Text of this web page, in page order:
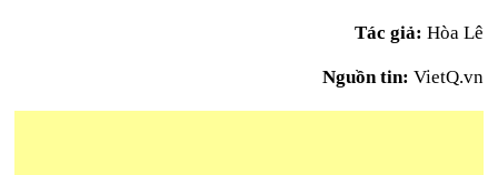
Tác giả: Hòa Lê
Nguồn tin: VietQ.vn